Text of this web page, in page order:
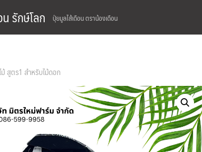
รักษ์โลก ปุ๋ยมูลไส้เดือน ตราน้องเดือน
สูตร1 สำหรับไม้ดอก